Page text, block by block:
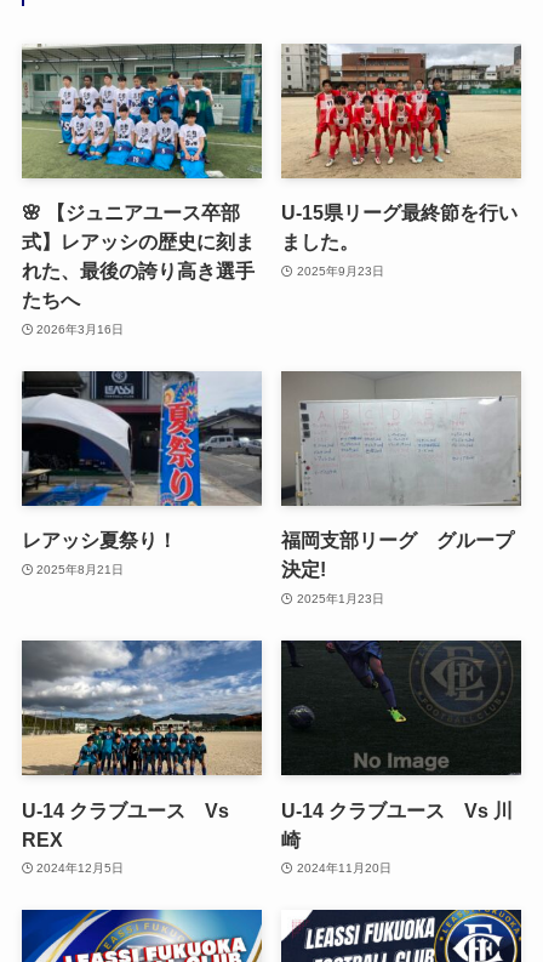
🌸 【ジュニアユース卒部
式】レアッシの歴史に刻ま
れた、最後の誇り高き選手
たちへ
2026年3月16日
U-15県リーグ最終節を行い
ました。
2025年9月23日
レアッシ夏祭り！
2025年8月21日
福岡支部リーグ グループ
決定!
2025年1月23日
U-14 クラブユース Vs
REX
2024年12月5日
U-14 クラブユース Vs 川
崎
2024年11月20日